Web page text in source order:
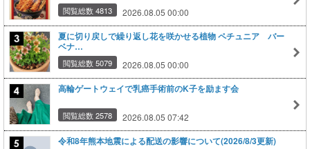
閲覧総数 4813 2026.08.05 00:00
夏に切り戻しで繰り返し花を咲かせる植物 ペチュニア バー
ベナ…
閲覧総数 5079 2026.08.05 00:00
高輪ゲートウェイで乳癌手術前のK子を励ます会
閲覧総数 2578 2026.08.05 07:42
令和8年熊本地震による配送の影響について(2026/8/3更新)